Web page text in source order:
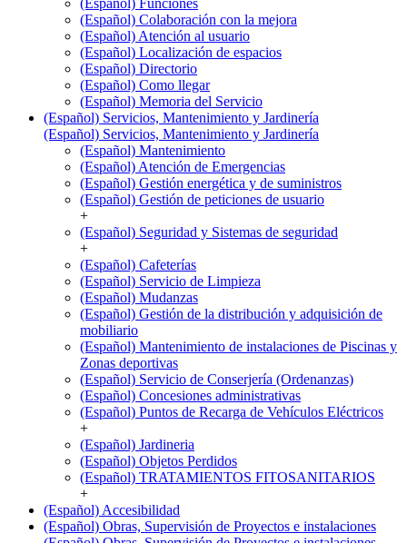
(Español) Funciones
(Español) Colaboración con la mejora
(Español) Atención al usuario
(Español) Localización de espacios
(Español) Directorio
(Español) Como llegar
(Español) Memoria del Servicio
(Español) Servicios, Mantenimiento y Jardinería
(Español) Servicios, Mantenimiento y Jardinería
(Español) Mantenimiento
(Español) Atención de Emergencias
(Español) Gestión energética y de suministros
(Español) Gestión de peticiones de usuario
+
(Español) Seguridad y Sistemas de seguridad
+
(Español) Cafeterías
(Español) Servicio de Limpieza
(Español) Mudanzas
(Español) Gestión de la distribución y adquisición de
mobiliario
(Español) Mantenimiento de instalaciones de Piscinas y
Zonas deportivas
(Español) Servicio de Conserjería (Ordenanzas)
(Español) Concesiones administrativas
(Español) Puntos de Recarga de Vehículos Eléctricos
+
(Español) Jardineria
(Español) Objetos Perdidos
(Español) TRATAMIENTOS FITOSANITARIOS
+
(Español) Accesibilidad
(Español) Obras, Supervisión de Proyectos e instalaciones